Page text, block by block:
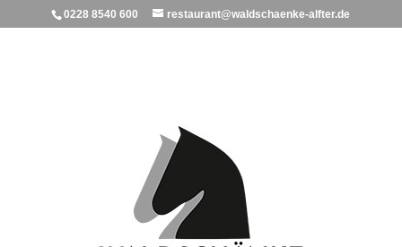
0228 8540 600 restaurant@waldschaenke-alfter.de